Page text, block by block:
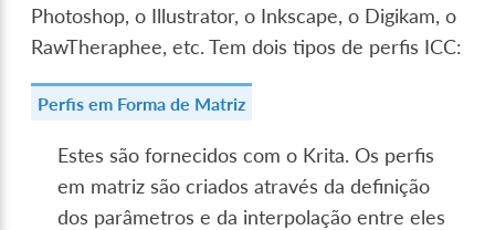
Photoshop, o Illustrator, o Inkscape, o Digikam, o
RawTheraphee, etc. Tem dois tipos de perfis ICC:
Perfis em Forma de Matriz
Estes são fornecidos com o Krita. Os perfis
em matriz são criados através da definição
dos parâmetros e da interpolação entre eles